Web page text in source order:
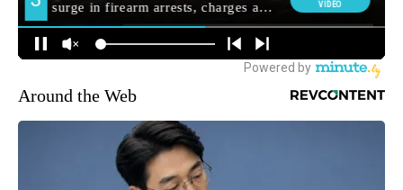
Around the Web